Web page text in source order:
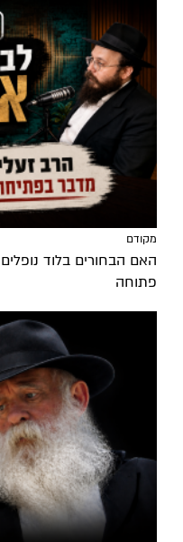
מקודם
האם הבחורים בלוד
פתוחה